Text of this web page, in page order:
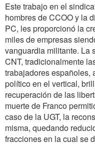
Este trabajo en el
hombres de CCOO y la
PC, les proporcionó la
miles de empresas
vanguardia militante. La
CNT, tradicionalmente
trabajadores españoles,
político en el vertical,
recuperación de las
muerte de Franco
caso de la UGT, la
misma, quedando
fracciones en la cual se